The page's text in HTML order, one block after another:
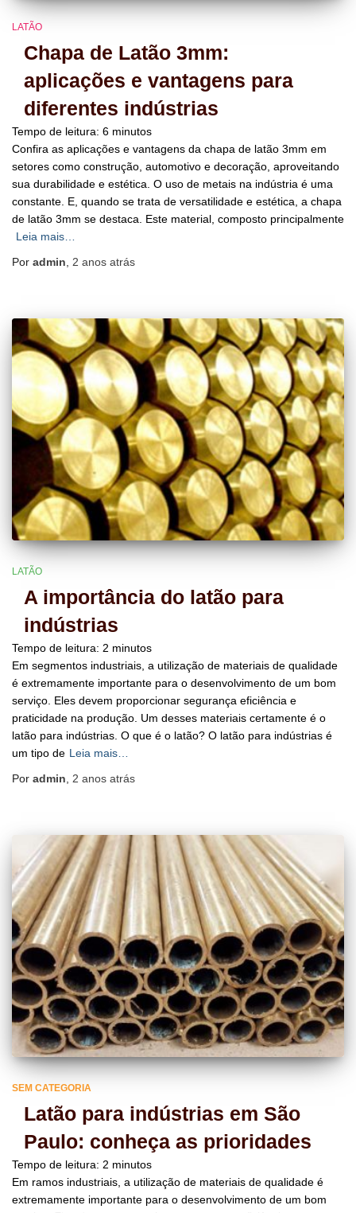
LATÃO
Chapa de Latão 3mm:
aplicações e vantagens para
diferentes indústrias
Tempo de leitura: 6 minutos
Confira as aplicações e vantagens da chapa de latão 3mm em
setores como construção, automotivo e decoração, aproveitando
sua durabilidade e estética. O uso de metais na indústria é uma
constante. E, quando se trata de versatilidade e estética, a chapa
de latão 3mm se destaca. Este material, composto principalmente
Leia mais…
Por admin, 2 anos atrás
LATÃO
A importância do latão para
indústrias
Tempo de leitura: 2 minutos
Em segmentos industriais, a utilização de materiais de qualidade
é extremamente importante para o desenvolvimento de um bom
serviço. Eles devem proporcionar segurança eficiência e
praticidade na produção. Um desses materiais certamente é o
latão para indústrias. O que é o latão? O latão para indústrias é
um tipo de Leia mais…
Por admin 2 anos atrás
SEM CATEGORIA
Latão para indústrias em São
Paulo: conheça as prioridades
Tempo de leitura: 2 minutos
Em ramos industriais, a utilização de materiais de qualidade é
extremamente importante para o desenvolvimento de um bom